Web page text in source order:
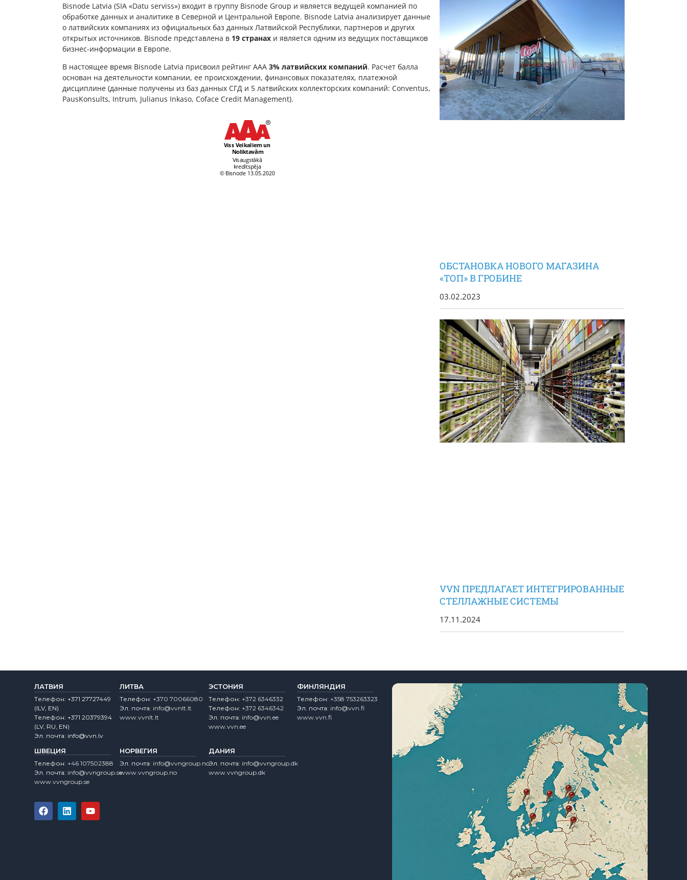
ОБСТАНОВКА НОВОГО МАГАЗИНА
«ТОП» В ГРОБИНЕ
03.02.2023
VVN ПРЕДЛАГАЕТ ИНТЕГРИРОВАННЫЕ
СТЕЛЛАЖНЫЕ СИСТЕМЫ
17.11.2024
Bisnode Latvia (SIA «Datu serviss») входит в группу Bisnode Group и является ведущей компанией по
обработке данных и аналитике в Северной и Центральной Европе. Bisnode Latvia анализирует данные
о латвийских компаниях из официальных баз данных Латвийской Республики, партнеров и других
открытых источников. Bisnode представлена ​​в 19 странах и является одним из ведущих поставщиков
бизнес-информации в Европе.
В настоящее время Bisnode Latvia присвоил рейтинг AAA 3% латвийских компаний. Расчет балла
основан на деятельности компании, ее происхождении, финансовых показателях, платежной
дисциплине (данные получены из баз данных СГД и 5 латвийских коллекторских компаний: Conventus,
PausKonsults, Intrum, Julianus Inkaso, Coface Credit Management).
ЛАТВИЯ
Tелефон:+371 27727449
(lLV, EN)
Tелефон:+371 20379394
(LV, RU, EN)
Эл. почта: info@vvn.lv
ЛИТВА
Tелефон: +370 70066080
Эл. почта: info@vvnlt.lt
www.vvnlt.lt
ЭСТОНИЯ
Tелефон: +372 6346332
Tелефон: +372 6346342
Эл. почта: info@vvn.ee
www.vvn.ee
ФИНЛЯНДИЯ
Tелефон: +358 753263323
Эл. почта: info@vvn.fi
www.vvn.fi
ШВЕЦИЯ
Tелефон: +46 107502388
Эл. почта: info@vvngroup.se
www.vvngroup.se
НОРВЕГИЯ
Эл. почта: info@vvngroup.no
www.vvngroup.no
ДАНИЯ
Эл. почта: info@vvngroup.dk
www.vvngroup.dk